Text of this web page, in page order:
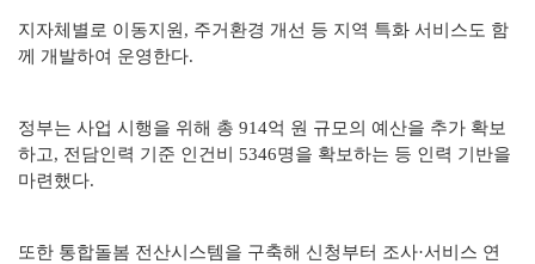
지자체별로 이동지원, 주거환경 개선 등 지역 특화 서비스도 함
께 개발하여 운영한다.
정부는 사업 시행을 위해 총 914억 원 규모의 예산을 추가 확보
하고, 전담인력 기준 인건비 5346명을 확보하는 등 인력 기반을
마련했다.
또한 통합돌봄 전산시스템을 구축해 신청부터 조사·서비스 연